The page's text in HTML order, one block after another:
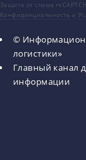
Защита от спама
Конфиденциальность и
©
логистики»
Главный канал
информации